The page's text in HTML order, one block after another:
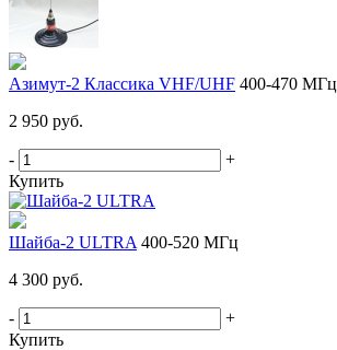
Азимут-2 Классика VHF/UHF 400-470 МГц
2 950 руб.
-
+
Купить
Шайба-2 ULTRA 400-520 МГц
4 300 руб.
-
+
Купить